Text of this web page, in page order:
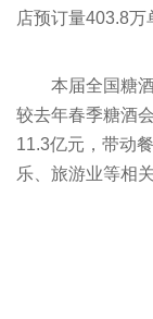
店预订量403.8万
本届全国糖
较去年春季糖酒会
11.3亿元，带动
乐、旅游业等相